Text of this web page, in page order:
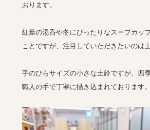
おります。
紅葉の湯呑や冬にぴったりなスープカッ
ことですが、注目していただきたいのは
手のひらサイズの小さな土鈴ですが、四
職人の手で丁寧に描き込まれております。